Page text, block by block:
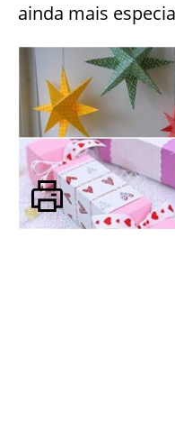
ainda mais